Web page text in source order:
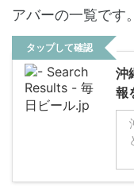
アバーの一覧です
タップして確認
沖
報